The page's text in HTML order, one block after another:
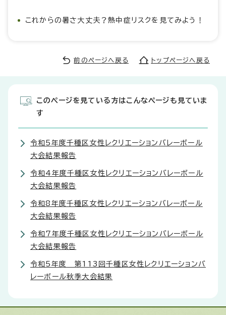
これからの暑さ大丈夫？熱中症リスクを見てみよう！
前のページへ戻る トップページへ戻る
このページを見ている方はこんなページも見ていま
す
令和5年度千種区女性レクリエーションバレーボール
大会結果報告
令和4年度千種区女性レクリエーションバレーボール
大会結果報告
令和8年度千種区女性レクリエーションバレーボール
大会結果報告
令和7年度千種区女性レクリエーションバレーボール
大会結果報告
令和5年度 第113回千種区女性レクリエーションバ
レーボール秋季大会結果